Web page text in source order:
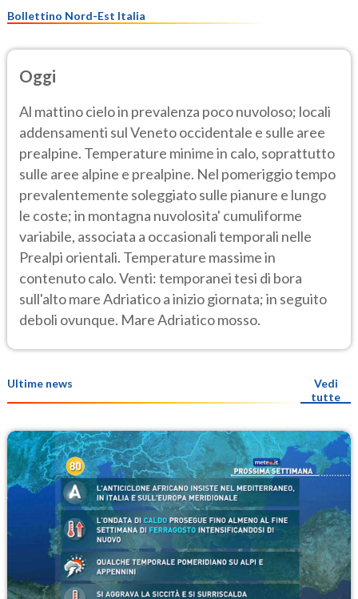
Bollettino Nord-Est Italia
Oggi
Al mattino cielo in prevalenza poco nuvoloso; locali
addensamenti sul Veneto occidentale e sulle aree
prealpine. Temperature minime in calo, soprattutto
sulle aree alpine e prealpine. Nel pomeriggio tempo
prevalentemente soleggiato sulle pianure e lungo
le coste; in montagna nuvolosita' cumuliforme
variabile, associata a occasionali temporali nelle
Prealpi orientali. Temperature massime in
contenuto calo. Venti: temporanei tesi di bora
sull'alto mare Adriatico a inizio giornata; in seguito
deboli ovunque. Mare Adriatico mosso.
Ultime news
Vedi
tutte